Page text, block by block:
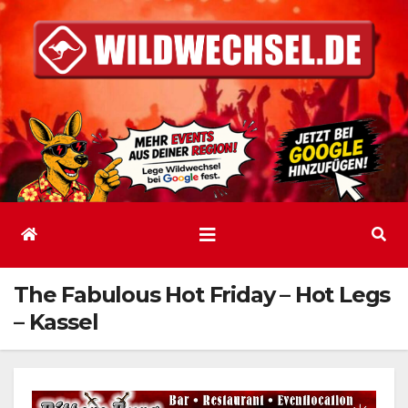
Inhalt
springen
The Fabulous Hot Friday – Hot Legs
– Kassel